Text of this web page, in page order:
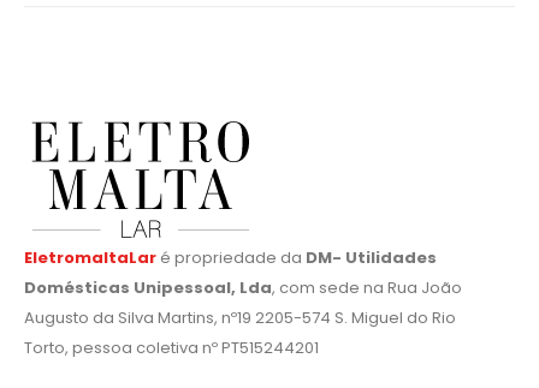
EletromaltaLar é propriedade da DM- Utilidades
Domésticas Unipessoal, Lda, com sede na Rua João
Augusto da Silva Martins, nº19 2205-574 S. Miguel do Rio
Torto, pessoa coletiva nº PT515244201